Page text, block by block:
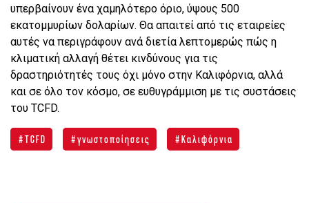
υπερβαίνουν ένα χαμηλότερο όριο, ύψους 500
εκατομμυρίων δολαρίων. Θα απαιτεί από τις εταιρείες
αυτές να περιγράφουν ανά διετία λεπτομερώς πώς η
κλιματική αλλαγή θέτει κινδύνους για τις
δραστηριότητές τους όχι μόνο στην Καλιφόρνια, αλλά
και σε όλο τον κόσμο, σε ευθυγράμμιση με τις συστάσεις
του TCFD.
TCFD γνωστοποίησεις Καλιφόρνια